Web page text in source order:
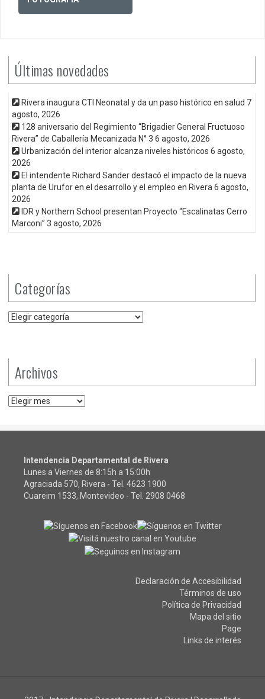
Últimas novedades
Rivera inaugura CTI Neonatal y da un paso histórico en salud 7
agosto, 2026
128 aniversario del Regimiento “Brigadier General Fructuoso
Rivera” de Caballería Mecanizada N° 3 6 agosto, 2026
Urbanización del interior alcanza niveles históricos 6 agosto,
2026
El intendente Richard Sander destacó el impacto de la nueva
planta de Urufor en el desarrollo y el empleo en Rivera 6 agosto,
2026
IDR y Northern School presentan Proyecto “Escalinatas Cerro
Marconi” 3 agosto, 2026
Categorías
Categorías
Archivos
Archivos
Intendencia Departamental de Rivera
Lunes a Viernes de 8:15h a 15:00h
Agraciada 570, Rivera - Tel. 4623 1900
Cuareim 1533, Montevideo - Tel. 2908 0468
Declaración de Accesibilidad
Términos de uso
Política de Privacidad
Mapa del sitio
Page
Links de interés